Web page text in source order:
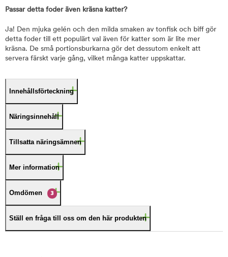
Passar detta foder även kräsna katter?
Ja! Den mjuka gelén och den milda smaken av tonfisk och biff gör
detta foder till ett populärt val även för katter som är lite mer
kräsna. De små portionsburkarna gör det dessutom enkelt att
servera färskt varje gång, vilket många katter uppskattar.
Innehållsförteckning
Näringsinnehåll
Tillsatta näringsämnen
Mer information
Omdömen 3
Ställ en fråga till oss om den här produkten